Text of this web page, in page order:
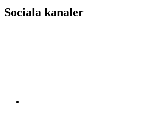
Sociala kanaler